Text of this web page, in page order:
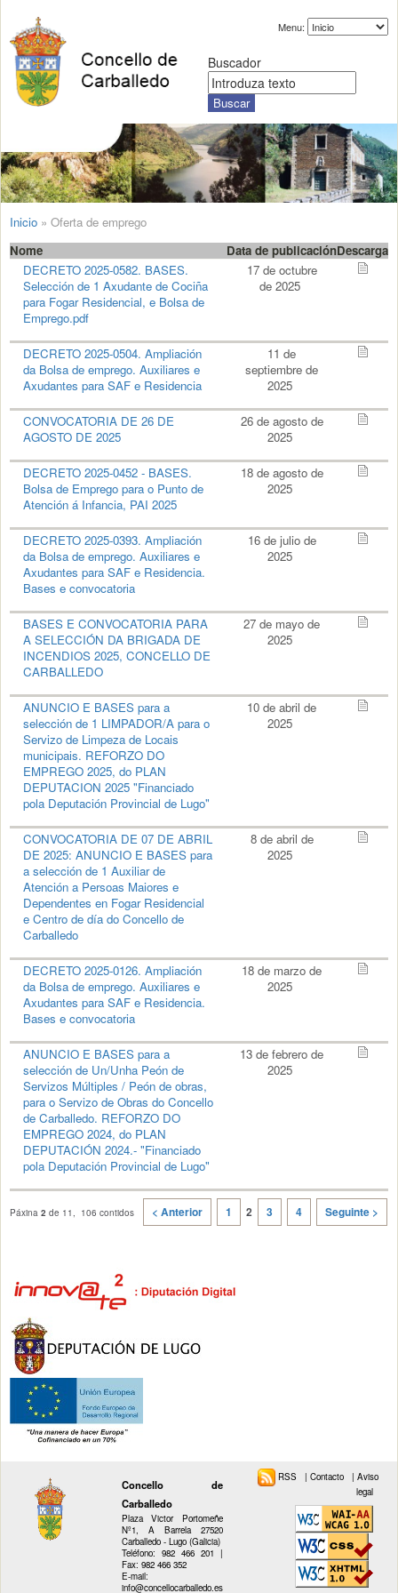
Menu:
Buscador
Inicio » Oferta de emprego
Nome
Data de publicaciónDescarga
DECRETO 2025-0582. BASES.
Selección de 1 Axudante de Cociña
para Fogar Residencial, e Bolsa de
Emprego.pdf
17 de octubre
de 2025
DECRETO 2025-0504. Ampliación
da Bolsa de emprego. Auxiliares e
Axudantes para SAF e Residencia
11 de
septiembre de
2025
CONVOCATORIA DE 26 DE
AGOSTO DE 2025
26 de agosto de
2025
DECRETO 2025-0452 - BASES.
Bolsa de Emprego para o Punto de
Atención á Infancia, PAI 2025
18 de agosto de
2025
DECRETO 2025-0393. Ampliación
da Bolsa de emprego. Auxiliares e
Axudantes para SAF e Residencia.
Bases e convocatoria
16 de julio de
2025
BASES E CONVOCATORIA PARA
A SELECCIÓN DA BRIGADA DE
INCENDIOS 2025, CONCELLO DE
CARBALLEDO
27 de mayo de
2025
ANUNCIO E BASES para a
selección de 1 LIMPADOR/A para o
Servizo de Limpeza de Locais
municipais. REFORZO DO
EMPREGO 2025, do PLAN
DEPUTACION 2025 "Financiado
pola Deputación Provincial de Lugo"
10 de abril de
2025
CONVOCATORIA DE 07 DE ABRIL
DE 2025: ANUNCIO E BASES para
a selección de 1 Auxiliar de
Atención a Persoas Maiores e
Dependentes en Fogar Residencial
e Centro de día do Concello de
Carballedo
8 de abril de
2025
DECRETO 2025-0126. Ampliación
da Bolsa de emprego. Auxiliares e
Axudantes para SAF e Residencia.
Bases e convocatoria
18 de marzo de
2025
ANUNCIO E BASES para a
selección de Un/Unha Peón de
Servizos Múltiples / Peón de obras,
para o Servizo de Obras do Concello
de Carballedo. REFORZO DO
EMPREGO 2024, do PLAN
DEPUTACIÓN 2024.- "Financiado
pola Deputación Provincial de Lugo"
13 de febrero de
2025
Páxina 2 de 11, 106 contidos < Anterior 1 2 3 4 Seguinte >
Concello de
Carballedo
Plaza Victor Portomeñe
Nº1, A Barrela 27520
Carballedo - Lugo (Galicia)
Teléfono: 982 466 201 |
Fax: 982 466 352
E-mail:
info@concellocarballedo.es
RSS |Contacto | Aviso
legal